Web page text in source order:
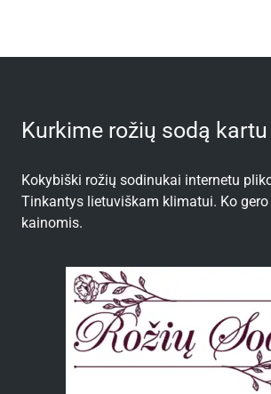
Kurkime rožių sodą kartu
Kokybiški rožių sodinukai internetu
Tinkantys lietuviškam klimatui. Ko
kainomis.